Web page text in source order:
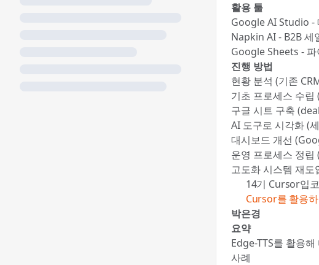
활용 툴
Google AI Studio -
Napkin AI - B2B 세
Google Sheets -
진행 방법
현황 분석 (기존
기초 프로세스 수립
구글 시트 구축
AI 도구로 시각화 (
대시보드 개선
운영 프로세스 정
고도화 시스템 재
📚 14기 Cursor입
Cursor를 활용
박은경
요약
Edge-TTS를 활용
사례